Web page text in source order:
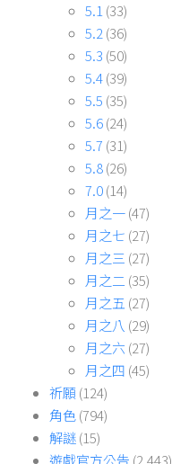
5.1(33)
5.2(36)
5.3 (50)
5.4(39)
5.5 (35)
5.6(24)
5.7 (31)
5.8(26)
7.0(14)
月之一(47)
月之七 (27)
月之三 (27)
月之二(35)
月之五 (27)
月之八 (29)
月之六 (27)
月之四 (45)
祈願(124)
角色(794)
解謎(15)